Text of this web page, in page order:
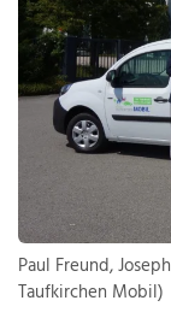
Paul Freund,
Taufkirchen Mobil)